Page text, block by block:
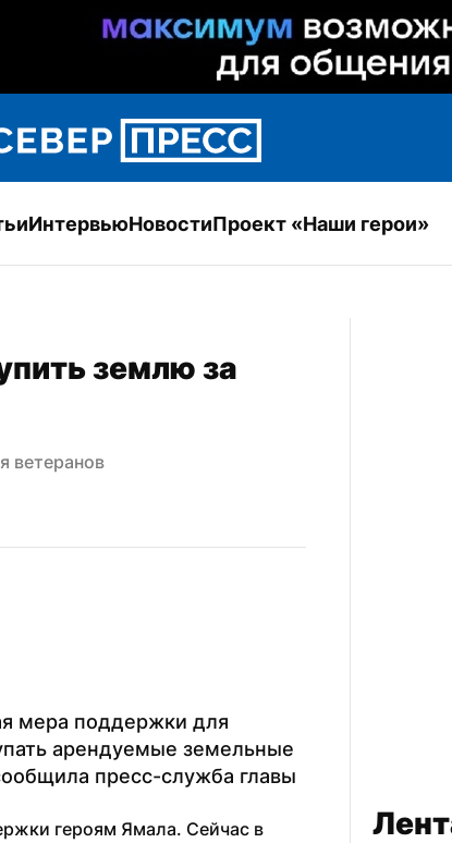
ИнтервьюНовостиПроект «Наши герои»
землю за
ветеранов
мера поддержки для
арендуемые земельные
пресс-служба главы
героям Ямала. Сейчас в